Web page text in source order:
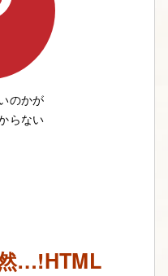
のかが
らない
…!HTML